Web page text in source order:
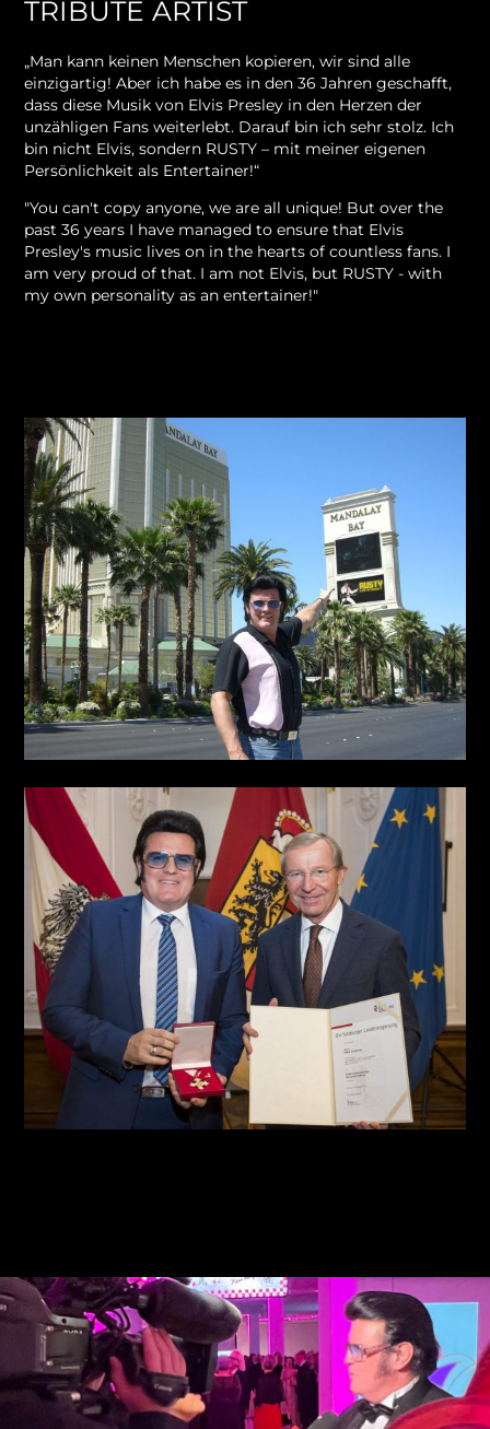
TRIBUTE ARTIST
„Man kann keinen Menschen kopieren, wir sind alle
einzigartig! Aber ich habe es in den 36 Jahren geschafft,
dass diese Musik von Elvis Presley in den Herzen der
unzähligen Fans weiterlebt. Darauf bin ich sehr stolz. Ich
bin nicht Elvis, sondern RUSTY – mit meiner eigenen
Persönlichkeit als Entertainer!“
"You can't copy anyone, we are all unique! But over the
past 36 years I have managed to ensure that Elvis
Presley's music lives on in the hearts of countless fans. I
am very proud of that. I am not Elvis, but RUSTY - with
my own personality as an entertainer!"